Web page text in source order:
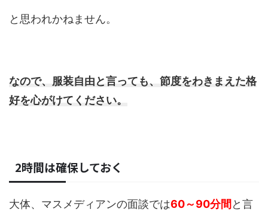
と思われかねません。
なので、服装自由と言っても、節度をわきまえた格
好を心がけてください。
2時間は確保しておく
大体、マスメディアンの面談では60～90分間 と言